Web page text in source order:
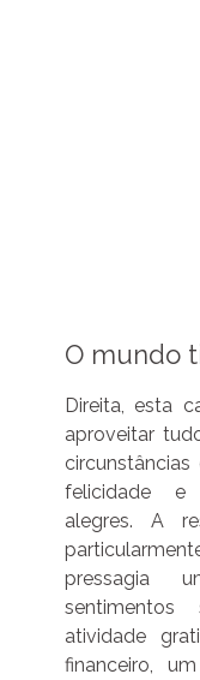
O mundo
Direita, esta
aproveitar
felicidade e
alegres. A
pressagia
atividade
financeiro,